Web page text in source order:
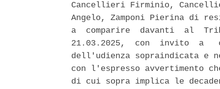
Cancellieri Firminio,
Angelo, Zamponi Pierina di
a  comparire  davanti  al
21.03.2025,  con  invito  a
dell'udienza sopraindicata
con l'espresso avvertimento
di cui sopra implica le